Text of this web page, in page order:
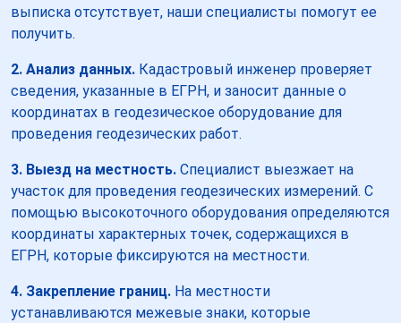
выписка отсутствует, наши специалисты помогут ее
получить.
2. Анализ данных. Кадастровый инженер проверяет
сведения, указанные в ЕГРН, и заносит данные о
координатах в геодезическое оборудование для
проведения геодезических работ.
3. Выезд на местность. Специалист выезжает на
участок для проведения геодезических измерений. С
помощью высокоточного оборудования определяются
координаты характерных точек, содержащихся в
ЕГРН, которые фиксируются на местности.
4. Закрепление границ. На местности
устанавливаются межевые знаки, которые